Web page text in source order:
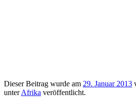
Dieser Beitrag wurde am 29. Januar 2013
unterAfrika veröffentlicht.